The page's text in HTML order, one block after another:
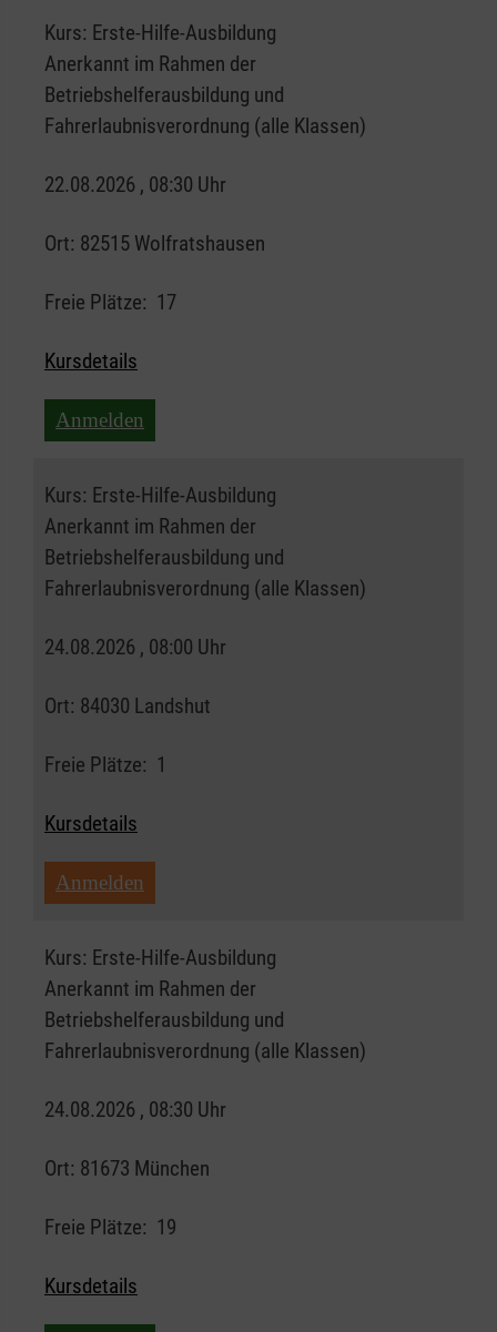
Kurs: Erste-Hilfe-Ausbildung
Anerkannt im Rahmen der
Betriebshelferausbildung und
Fahrerlaubnisverordnung (alle Klassen)
22.08.2026 , 08:30 Uhr
Ort: 82515 Wolfratshausen
Freie Plätze: 17
Kursdetails
Anmelden
Kurs: Erste-Hilfe-Ausbildung
Anerkannt im Rahmen der
Betriebshelferausbildung und
Fahrerlaubnisverordnung (alle Klassen)
24.08.2026 , 08:00 Uhr
Ort: 84030 Landshut
Freie Plätze: 1
Kursdetails
Anmelden
Kurs: Erste-Hilfe-Ausbildung
Anerkannt im Rahmen der
Betriebshelferausbildung und
Fahrerlaubnisverordnung (alle Klassen)
24.08.2026 , 08:30 Uhr
Ort: 81673 München
Freie Plätze: 19
Kursdetails